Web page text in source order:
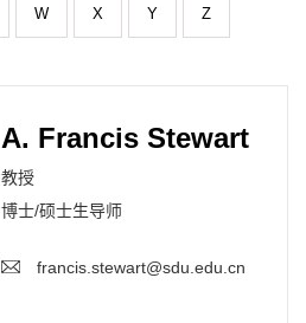
W X Y Z
A. Francis Stewart
教授
博士/硕士生导师
francis.stewart@sdu.edu.cn